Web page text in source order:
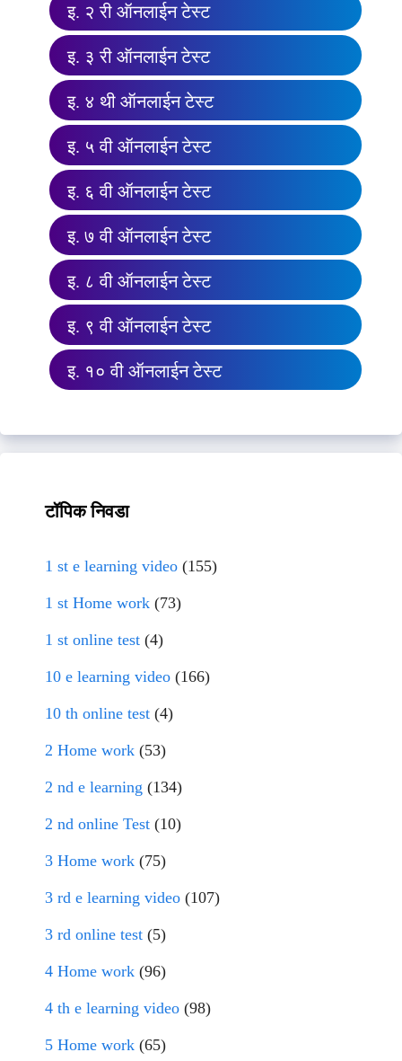
इ. २ री ऑनलाईन टेस्ट
इ. ३ री ऑनलाईन टेस्ट
इ. ४ थी ऑनलाईन टेस्ट
इ. ५ वी ऑनलाईन टेस्ट
इ. ६ वी ऑनलाईन टेस्ट
इ. ७ वी ऑनलाईन टेस्ट
इ. ८ वी ऑनलाईन टेस्ट
इ. ९ वी ऑनलाईन टेस्ट
इ. १० वी ऑनलाईन टेस्ट
टॉपिक निवडा
1 st e learning video (155)
1 st Home work (73)
1 st online test (4)
10 e learning video (166)
10 th online test (4)
2 Home work (53)
2 nd e learning (134)
2 nd online Test (10)
3 Home work (75)
3 rd e learning video (107)
3 rd online test (5)
4 Home work (96)
4 th e learning video (98)
5 Home work (65)